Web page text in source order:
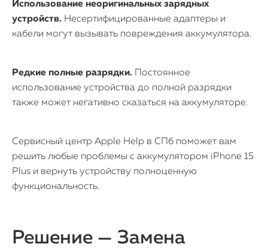
Использование неоригинальных зарядных
устройств. Несертифицированные адаптеры и
кабели могут вызывать повреждения аккумулятора.
Редкие полные разрядки.
Постоянное
использование устройства до полной разрядки
также может негативно сказаться на аккумуляторе.
Сервисный центр Apple Help в СПб поможет вам
решить любые проблемы с аккумулятором iPhone 15
Plus и вернуть устройству полноценную
функциональность.
Решение — Замена